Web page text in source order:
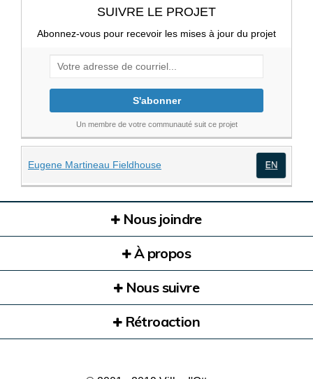
SUIVRE LE PROJET
Abonnez-vous pour recevoir les mises à jour du projet
Votre adresse de courriel...
Un membre de votre communauté suit ce projet
Eugene Martineau Fieldhouse(Liens externes)
Nous joindre
À propos
Nous suivre
Rétroaction